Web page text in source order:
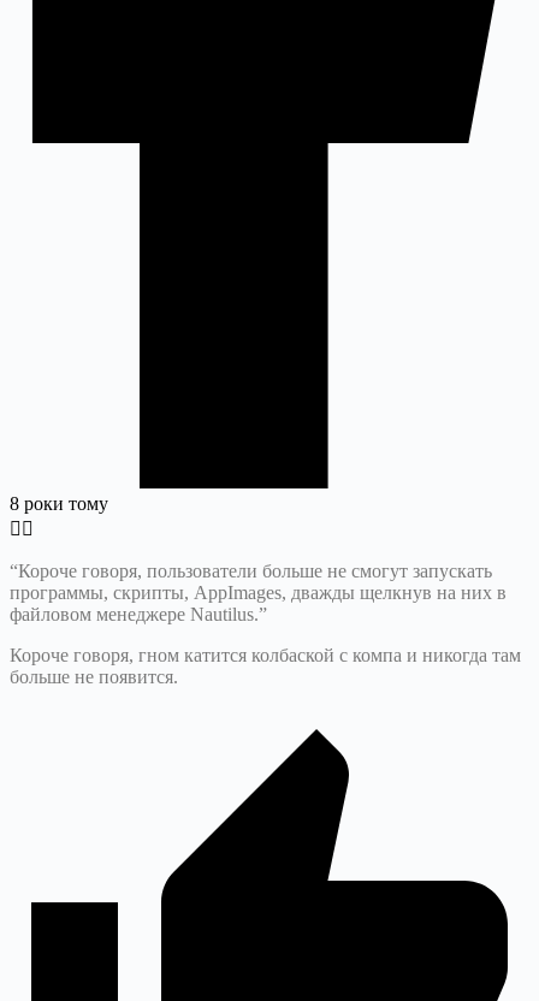
8 роки тому
“Короче говоря, пользователи больше не смогут запускать
программы, скрипты, AppImages, дважды щелкнув на них в
файловом менеджере Nautilus.”
Короче говоря, гном катится колбаской с компа и никогда там
больше не появится.